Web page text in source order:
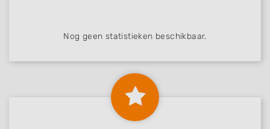
Nog geen statistieken beschikbaar.
or combinations of data from different
Use limited data to select content